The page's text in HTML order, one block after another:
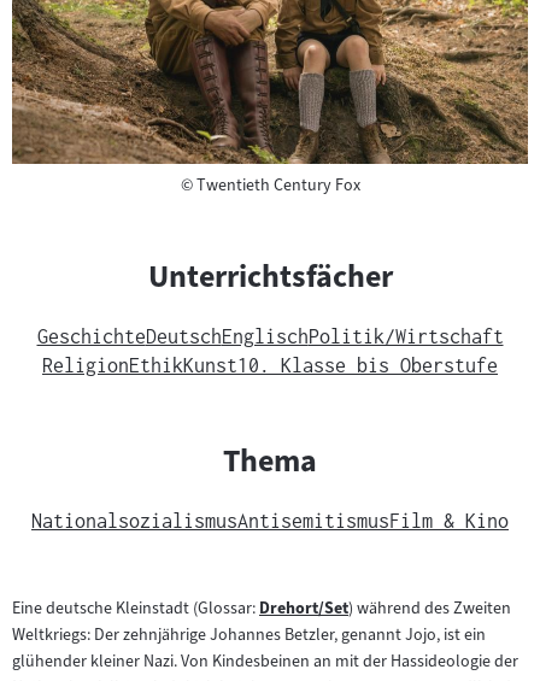
©Copyright
Twentieth Century Fox
Unterrichtsfächer
GeschichteDeutschEnglischPolitik/Wirtschaft
ReligionEthikKunst10. Klasse bis Oberstufe
Thema
NationalsozialismusAntisemitismusFilm & Kino
Eine deutsche Kleinstadt (Glossar:Zum
Inhalt:
Drehort/Set) während des Zweiten
Weltkriegs: Der zehnjährige Johannes Betzler, genannt Jojo, ist ein
glühender kleiner Nazi. Von Kindesbeinen an mit der Hassideologie der